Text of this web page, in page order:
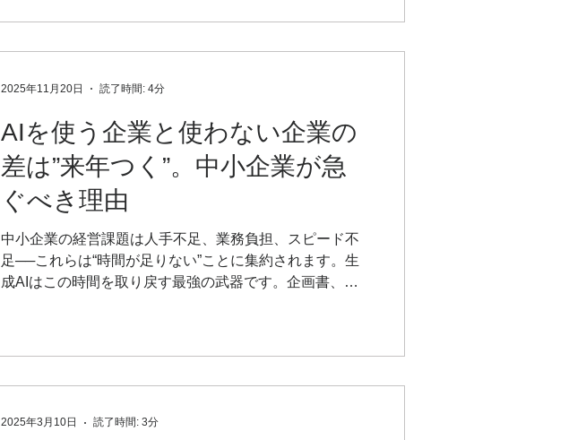
務視点で解説します。
AIを使う企業と使わない企業の
差は”来年つく”。中小企業が急
ぐべき理由
中小企業の経営課題は人手不足、業務負担、スピード不
足──これらは“時間が足りない”ことに集約されます。生
成AIはこの時間を取り戻す最強の武器です。企画書、提
名分の働き方を再現する強力なパートナーになります。
務で使える投げかけ術を詳しく紹介します。
2025年11月20日 読了時間: 4分
2025年3月10日 読了時間: 3分